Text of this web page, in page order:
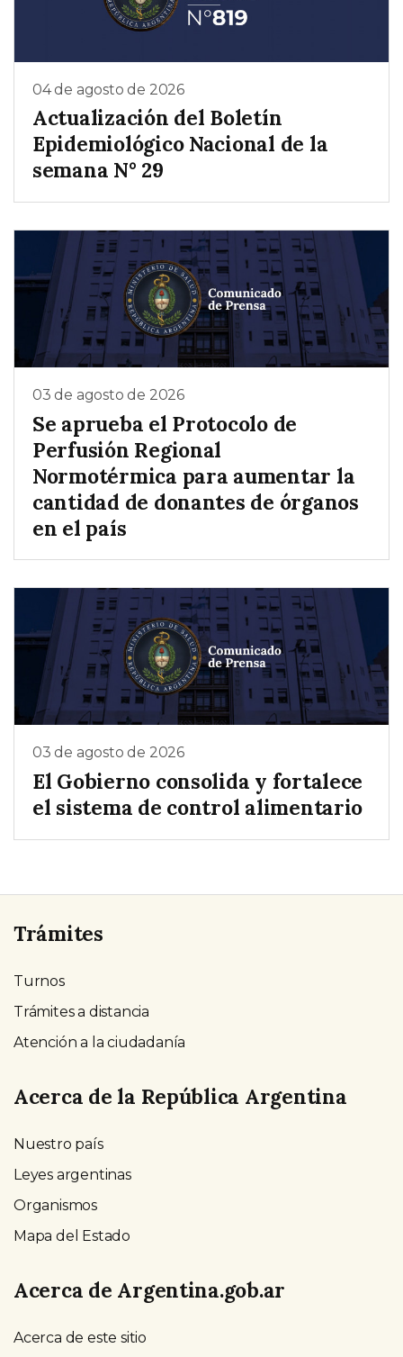
04 de agosto de 2026
Actualización del Boletín
Epidemiológico Nacional de la
semana N° 29
03 de agosto de 2026
Se aprueba el Protocolo de
Perfusión Regional
Normotérmica para aumentar la
cantidad de donantes de órganos
en el país
03 de agosto de 2026
El Gobierno consolida y fortalece
el sistema de control alimentario
Trámites
Turnos
Trámites a distancia
Atención a la ciudadanía
Acerca de la República Argentina
Nuestro país
Leyes argentinas
Organismos
Mapa del Estado
Acerca de Argentina.gob.ar
Acerca de este sitio